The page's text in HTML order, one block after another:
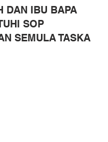
DAN IBU BAPA
SOP
SEMULA TASKA